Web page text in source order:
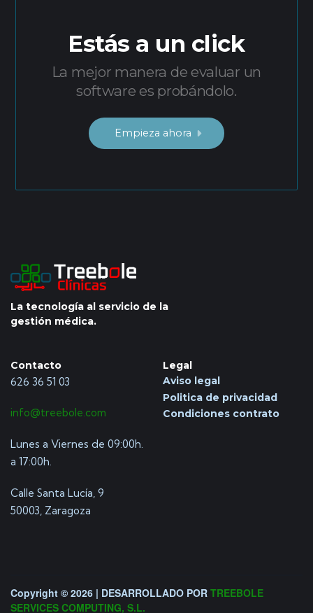
Estás a un click
La mejor manera de evaluar un
software es probándolo.
Empieza ahora
La tecnología al servicio de la
gestión médica.
Contacto
626 36 51 03
info@treebole.com
Lunes a Viernes de 09:00h.
a 17:00h.
Calle Santa Lucía, 9
50003, Zaragoza
Legal
Aviso legal
Politica de privacidad
Condiciones contrato
Copyright © 2026 | DESARROLLADO POR TREEBOLE
SERVICES COMPUTING, S.L.